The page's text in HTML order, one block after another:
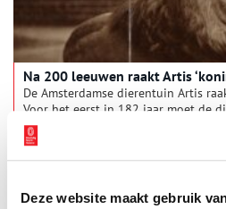
Deze website maakt gebruik
Na 200 leeuwen raakt Artis
De Amsterdamse dierentuin Artis
Voor het eerst in 182 jaar moet de
‘koning van de jungle’ stellen.